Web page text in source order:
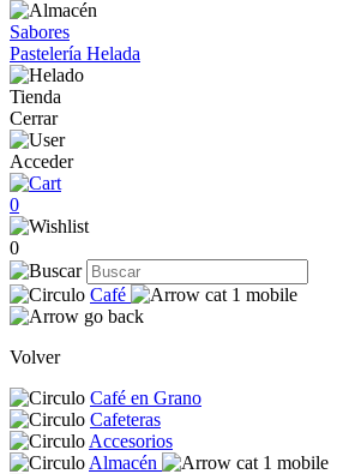
Sabores
Pastelería Helada
Tienda
Cerrar
Acceder
0
0
Café
Volver
Café en Grano
Cafeteras
Accesorios
Almacén